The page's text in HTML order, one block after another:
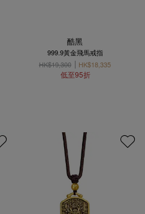
酷黑
999.9黃金飛馬戒指
HK$19,300
HK$18,335
低至95折